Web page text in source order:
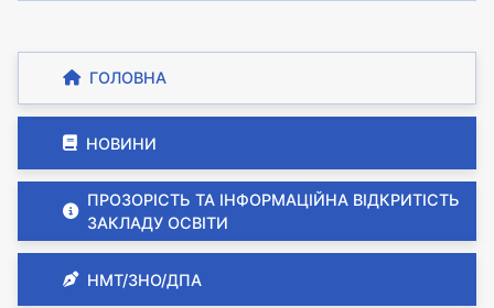
ГОЛОВНА
НОВИНИ
ПРОЗОРІСТЬ ТА ІНФОРМАЦІЙНА ВІДКРИТІСТЬ
ЗАКЛАДУ ОСВІТИ
НМТ/ЗНО/ДПА